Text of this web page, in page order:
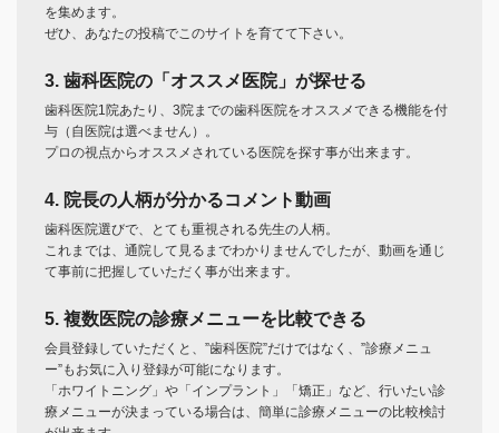
を集めます。
ぜひ、あなたの投稿でこのサイトを育てて下さい。
3. 歯科医院の「オススメ医院」が探せる
歯科医院1院あたり、3院までの歯科医院をオススメできる機能を付
与（自医院は選べません）。
プロの視点からオススメされている医院を探す事が出来ます。
4. 院長の人柄が分かるコメント動画
歯科医院選びで、とても重視される先生の人柄。
これまでは、通院して見るまでわかりませんでしたが、動画を通じ
て事前に把握していただく事が出来ます。
5. 複数医院の診療メニューを比較できる
会員登録していただくと、”歯科医院”だけではなく、”診療メニュ
ー”もお気に入り登録が可能になります。
「ホワイトニング」や「インプラント」「矯正」など、行いたい診
療メニューが決まっている場合は、簡単に診療メニューの比較検討